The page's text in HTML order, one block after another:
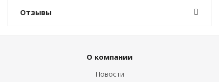
Отзывы
О компании
Новости